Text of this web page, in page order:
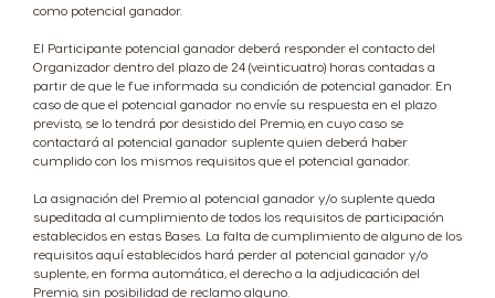
como potencial ganador.
El Participante potencial ganador deberá responder el contacto del
Organizador dentro del plazo de 24 (veinticuatro) horas contadas a
partir de que le fue informada su condición de potencial ganador. En
caso de que el potencial ganador no envíe su respuesta en el plazo
previsto, se lo tendrá por desistido del Premio, en cuyo caso se
contactará al potencial ganador suplente quien deberá haber
cumplido con los mismos requisitos que el potencial ganador.
La asignación del Premio al potencial ganador y/o suplente queda
supeditada al cumplimiento de todos los requisitos de participación
establecidos en estas Bases. La falta de cumplimiento de alguno de los
requisitos aquí establecidos hará perder al potencial ganador y/o
suplente, en forma automática, el derecho a la adjudicación del
Premio, sin posibilidad de reclamo alguno.